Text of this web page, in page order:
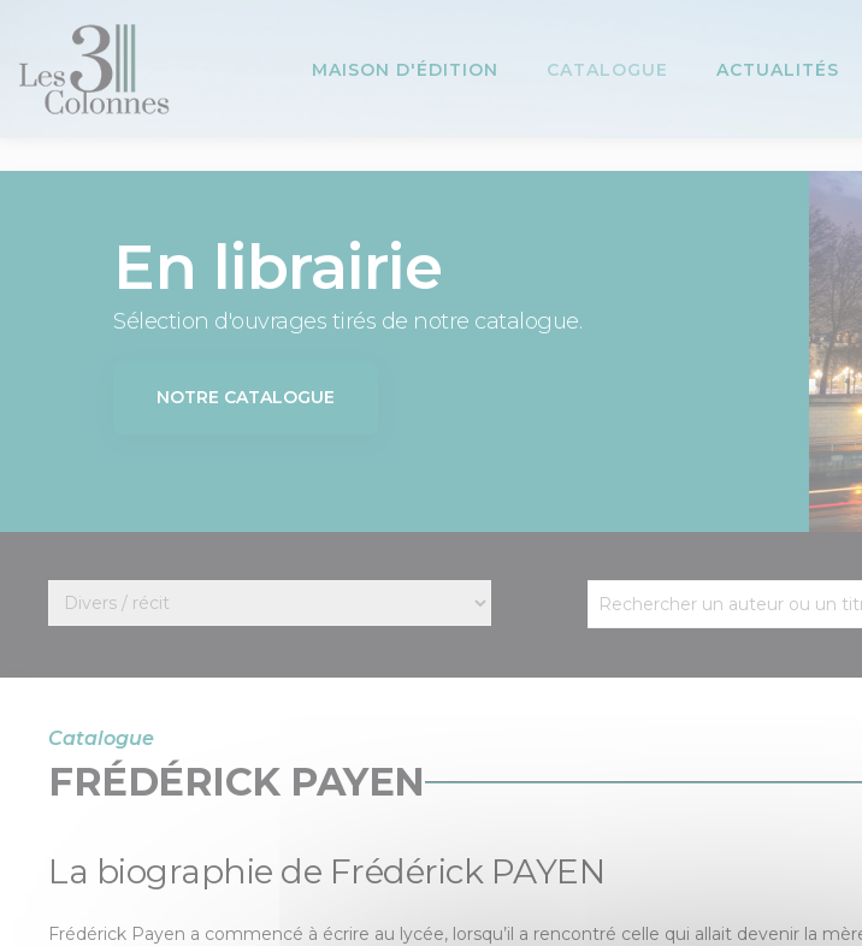
MAISON D'ÉDITION CATALOGUE ACTUALITÉS
En librairie
Sélection d'ouvrages tirés de notre catalogue.
NOTRE CATALOGUE
Catalogue
FRÉDÉRICK PAYEN
La biographie de Frédérick PAYEN
Frédérick Payen a commencé à écrire au lycée, lorsqu’il a rencontré celle qui allait devenir la